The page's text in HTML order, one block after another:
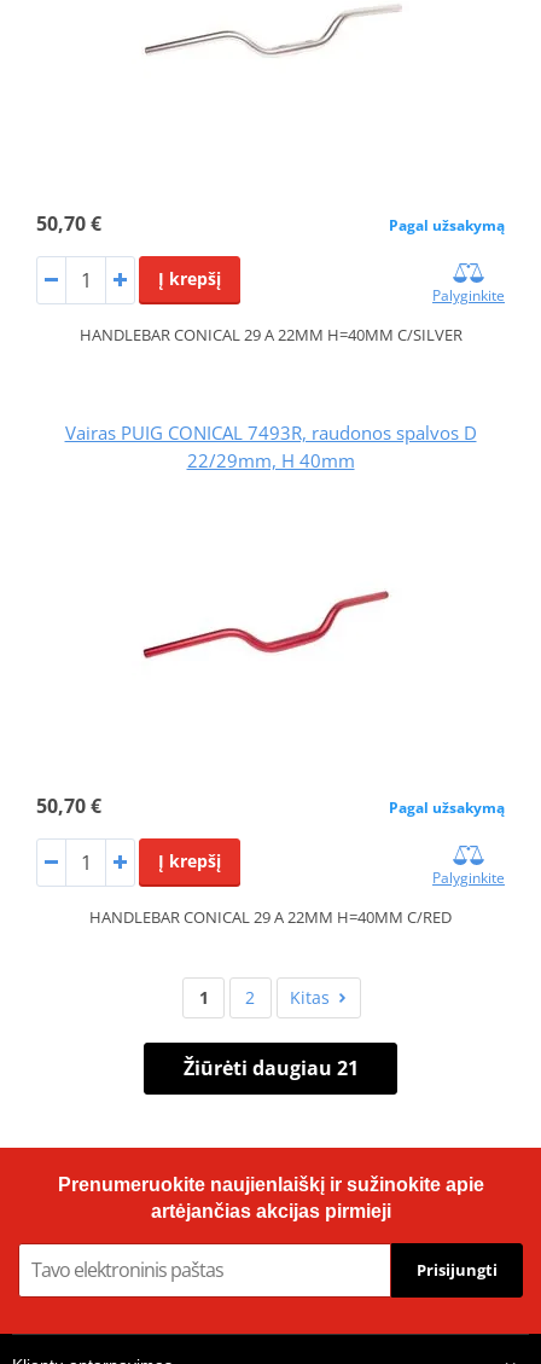
50,70 € Pagal užsakymą
Į krepšį
Palyginkite
HANDLEBAR CONICAL 29 A 22MM H=40MM C/SILVER
Vairas PUIG CONICAL 7493R, raudonos spalvos D
22/29mm, H 40mm
50,70 € Pagal užsakymą
Į krepšį
Palyginkite
HANDLEBAR CONICAL 29 A 22MM H=40MM C/RED
1 2 Kitas
Žiūrėti daugiau 21
Prenumeruokite naujienlaiškį ir sužinokite apie
artėjančias akcijas pirmieji
Prisijungti